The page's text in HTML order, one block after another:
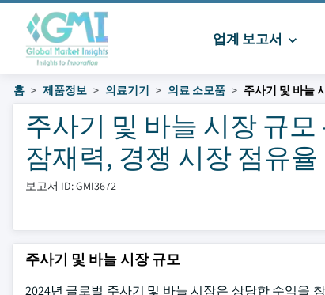
업계 보고서
홈 제품정보 의료기기 의료 소모품 주사기 및 바늘
주사기 및 바늘 시장 규
잠재력, 경쟁 시장 점유율
보고서 ID: GMI3672
주사기 및 바늘 시장 규모
2024년 글로벌 주사기 및 바늘 시장은 상당한 수익을